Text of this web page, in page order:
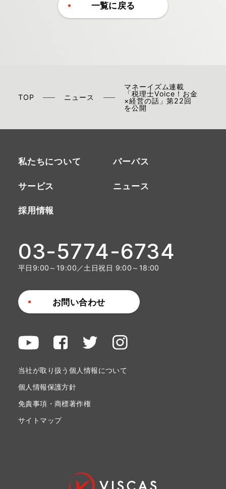
一覧に戻る
TOP ニュース
マネーイズム連載
「税理士Voice！お金
×経営の話」第22回
を公開
03-5774-6734
平日9:00～19:00／土日祝日 9:00～18:00
私たちについて パーパス
サービス ニュース
採用情報
お問い合わせ
当社が取り扱う個人情報について
個人情報保護方針
免責事項・商標著作権
サイトマップ